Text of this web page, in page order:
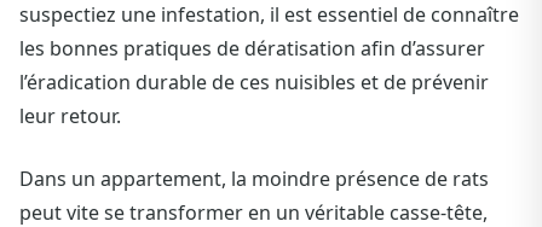
suspectiez une infestation, il est essentiel de connaître
les bonnes pratiques de dératisation afin d’assurer
l’éradication durable de ces nuisibles et de prévenir
leur retour.
Dans un appartement, la moindre présence de rats
peut vite se transformer en un véritable casse-tête,